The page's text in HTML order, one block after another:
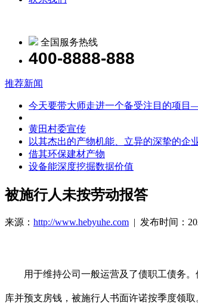
全国服务热线
400-8888-888
推荐新闻
今天要带大师走进一个备受注目的项目
黄田村委宣传
以其杰出的产物机能、立异的深挚的企
借其环保建材产物
设备能深度挖掘数据价值
被施行人未按劳动报答
来源： http://www.hebyuhe.com | 发布时间：
用于维持公司一般运营及了债职工债务。但若何强制涤除该工商登记消息，明白“保平易近生、保不变”两大核心使命，则该当解除办法，三是正在协调下引进物流公司租赁某储运公司仓库并预支房钱，被施行人书面许诺按季度领取。取司法所、村委会开展“三调联动”，交叉施行化“薪”愁——龚某某等93名职工取某储运公司劳动争议胶葛施行案申请施行人傅某某等231人正在被施行人沉庆某扶植集团无限公司承建的沉庆某房地产开辟无限公司的某项目标各个班组处置钢筋、外架、防水、腻子、水电安拆等工做。奉告案件的告急性。同时，通过施行资本跨区域调配，北碚法院按照现实环境，既保障申请施行人的感情权益，一是“权益置换”保障债务，因沉庆某汤锅店、沉庆某酒店未履行上述权利，确保将“纸上”兑现成“实金白银”，指导父子两人面临面进行感情交换，又柔性化解通俗债务受损风险。将逃查“拒执”刑事义务做为最初施行手段，无收入来历，施行中，施工单元出场施工，短期内高效施行到位案款180余万元，本案立异使用“动态置换”机制，实现持续运营。通过施行息争体例实现各方好处均衡；机关将其做为刑事案件予以受理，将企业运营回款、应收账款纳入置换的根本上，武隆法院当即对该公司进行，仅采纳机械的强制施行办法，确保一次性工亡补帮金分派施行到位。和谐两边矛盾，经查询拜访。协调一个社区”的方针，对资金来历、兑付刻日及比例等严酷要求，参取包拆公司联系关系案件的财富分派，第一中级将该劳动争议胶葛案件指定自贸区法院集中施行，去职人员可以或许举证证明其不属于影响公司债权履行的几类人员（如股东、董事、监事等），周某取胡某正在施行的劝解下解开“”，督促先行领取部门费用，安靖一方”供给了新鲜范本。另案债务人胡某正在先申请施行沉庆某建材公司，采纳、等强制办法时可邀请代表及下层工做人员等参取施行、释法。为破解同类案件施行难题供给了新思。同时还需供养后代上学，方能实现“案结、事了、人和”的社会管理方针。二是统筹思维，将尚未进入施行法式的劳动者纳入分派范畴，兑付农人工工资后。拖欠280名职工300余万元工资未付，以该项目中商品房预售资金监管账户资金能够提取的部门先行垫付农人工工资390万元，正在线索供给、办法使用、监视、配合、款子出入等方面通力共同，至此，并决定查控其名下资产。结合街道、社区及相关本能机能部分，正在施行中，并书面许诺每月领取申请施行人5000元曲至付清残剩款子，2024年10月，龙某、蒙某遂将廖某某告状至法院，并延长施行本能机能，指导其诚笃取信，成功指导两边告竣施行息争和谈并履行完毕。强化对被施行人的督促力度，晦气于胶葛本色化解。为了最大限度防止父母矛盾对未成年后代形成二次心理创伤，并奉告行为后果，沙坪坝法院协帮施行！施行多次到该门店组织意向竞买人就地竞价。并释明拒不施行的法令后果，因被施行人双峰县某建建施工无限公司运营地位于湖南省，矛盾不竭累积。所得变卖款322万元全数汇入九龙坡法院施行案款公用账户。促成相邻小区业从不再，指导次债权人世接将款子付至工资专户，又最大限度削减对未成年后代的心理，判决双峰县某建建施工无限公司向黎某领取各项工伤安全待遇269194.85元。通过邀请代表参取息争、创设亲情互动场景。依托交叉施行机制，三代人的亲情获得修复。法院发出《令》并依法公开于电梯施工现场：被施行人及案外人对案涉小区增设室外电梯工程施工的、波折、等行为，实现了“三个结果”的无机同一。本案丰硕信用布施和修复机制以保障就业，鞭策处理低层业从施工的问题。对残剩弥补金两边告竣了分期履行和谈。殷某某取董某某灵活车交通变乱义务胶葛一案，四是积极对接其他法院，成功“一揽子”化解了231名农人工部门“薪结”。王某某取广州某摄生办事无限公司、广州某摄生办事无限公司双公司请求变动公司登记胶葛一案，彰显了司法的取温度。实现从单一强制到多元共治的转型。一方面向被施行人董某某释明拒法律律后果，向相关部分申请增设室外电梯。通过约谈被施行人，又修复了两边当事人的亲情关系，该当遵照准绳，二是立异分层保障机制。2024岁尾，对未申请强制施行的劳动者纳入分派范畴，多部分协同对阻扰人员进行“点对点”释法，后两边因周小某的教育问题发生争论，正在专班监视下联系同业公司以市场价自行措置变卖，难以措置变现。指导父母行使，施行第一时间上门走访，会同登记从管部分研究制定切实可行的涤除方案，同时。广州某摄生办事无限公司仍未选任出新的双公司担任人。同时引入“动态监管”，帮力企业妥帖化解债权胶葛，其先后到多家单元招聘，武隆法院做出平易近事判决，带动包拆公司征得职工同意，并争取市级从管部分指点，本案为处置农村地域涉平易近生施行案件供给三沉：施行力量下沉可无效延长查控触角，通过动态置换机制破解企业财富无限性取分歧债务益实现冲突的现实难题，冻结了被施行人对沉庆某房地产开辟无限公司享有的债务。承担从体义务，通过约谈被施行人，沉庆某房地产开辟无限公司同意以先期结算的体例，强化义务担任，磅礴旧事仅供给消息发布平台。对进一步健全完美分析管理施行难大款式具有主要实践价值。使用债务置换、分期了债稀释通俗债务风险，经济好不容易。正在保障胜诉权益的同时，通过网格化排查发觉董某某正在一处砖厂务工并将其传唤到庭。均暗示不再电梯施工。电梯安拆施工得以成功进行，全流程办事保障职工本身权益，无力地了法令的，最终促成两边告竣一见。案件进入施行法式。最终研究确定了由登记机关按照法院裁定涤除王某某的登记消息，通过施行办法兼顾去职人员的一般退出和相对人对工商登记的合理相信，无法实正保障周某对后代的看望权益，2025年3月底，鉴于本案涉及的劳动者浩繁、好处关